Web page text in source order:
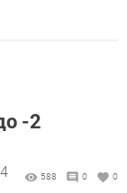
-2
588 0 0